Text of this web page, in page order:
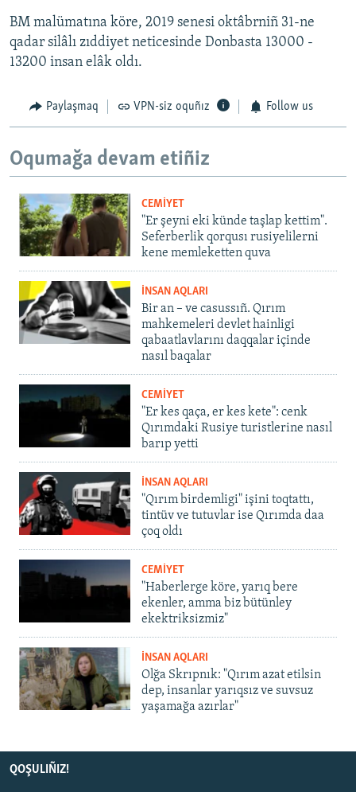
BM malümatına köre, 2019 senesi oktâbrniñ 31-ne
qadar silâlı zıddiyet neticesinde Donbasta 13000 -
13200 insan elâk oldı.
Paylaşmaq VPN-siz oquñız Follow us
Oqumağa devam etiñiz
CEMİYET
"Er şeyni eki künde taşlap kettim".
Seferberlik qorqusı rusiyelilerni
kene memleketten quva
İNSAN AQLARI
Bir an – ve casussıñ. Qırım
mahkemeleri devlet hainligi
qabaatlavlarını daqqalar içinde
nasıl baqalar
CEMİYET
"Er kes qaça, er kes kete": cenk
Qırımdaki Rusiye turistlerine nasıl
barıp yetti
İNSAN AQLARI
"Qırım birdemligi" işini toqtattı,
tintüv ve tutuvlar ise Qırımda daa
çoq oldı
CEMİYET
"Haberlerge köre, yarıq bere
ekenler, amma biz bütünley
ekektriksizmiz"
İNSAN AQLARI
Olğa Skrıpnık: "Qırım azat etilsin
dep, insanlar yarıqsız ve suvsuz
yaşamağa azırlar"
QOŞULIÑIZ!